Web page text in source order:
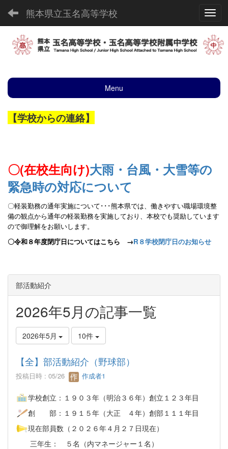
熊本県立玉名高等学校
Menu
【学校からの連絡】
〇(在校生向け)大雨・台風・大雪等の
緊急時の対応について
〇軽装勤務の通年実施について･･･熊本県では、働きやすい職場環境整
備の観点から通年の軽装勤務を実施しており、本校でも奨励しています
ので御理解をお願いします。
〇令和８年度閉庁日についてはこちら →R８学校閉庁日のお知らせ
部活動紹介
2026年5月の記事一覧
2026年5月 10件
【全】部活動紹介（野球部）
投稿日時 : 05/26 作成者1
学校創立：１９０３年（明治３６年）創立１２３年目
創 部：１９１５年（大正 ４年）創部１１１年目
現在部員数（２０２６年４月２７日現在）
三年生： ５名（内マネージャー１名）